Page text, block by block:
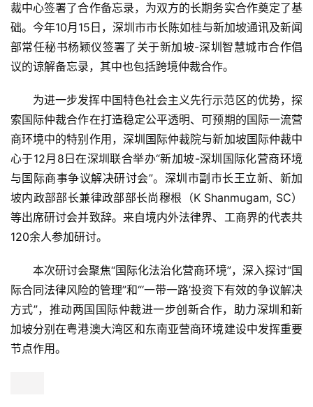
裁中心签署了合作备忘录，为双方的长期务实合作奠定了基
础。今年10月15日，深圳市市长陈如桂与新加坡通讯及新闻
部常任秘书杨颖仪签署了关于新加坡-深圳智慧城市合作倡
议的谅解备忘录，其中也包括跨境仲裁合作。
为进一步发挥中国特色社会主义先行示范区的优势，探
索国际仲裁合作在打造稳定公平透明、可预期的国际一流营
商环境中的特别作用，深圳国际仲裁院与新加坡国际仲裁中
心于12月8日在深圳联合举办“新加坡-深圳国际化营商环境
与国际商事争议解决研讨会”。深圳市副市长王立新、新加
坡内政部部长兼律政部部长尚穆根（K Shanmugam, SC）
等出席研讨会并致辞。来自境内外法律界、工商界的代表共
120余人参加研讨。
本次研讨会聚焦“国际化法治化营商环境”，深入探讨“国
际合同法律风险的管理”和“‘一带一路’投资下有效的争议解决
方式”，推动两国国际仲裁进一步创新合作，助力深圳和新
加坡分别在粤港澳大湾区和东南亚营商环境建设中发挥重要
节点作用。